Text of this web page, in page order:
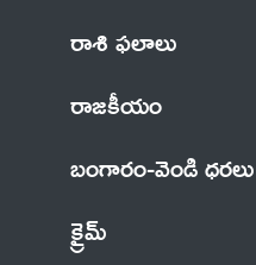
రాశి ఫలాలు
రాజకీయం
బంగారం-వెండి ధరలు
క్రైమ్